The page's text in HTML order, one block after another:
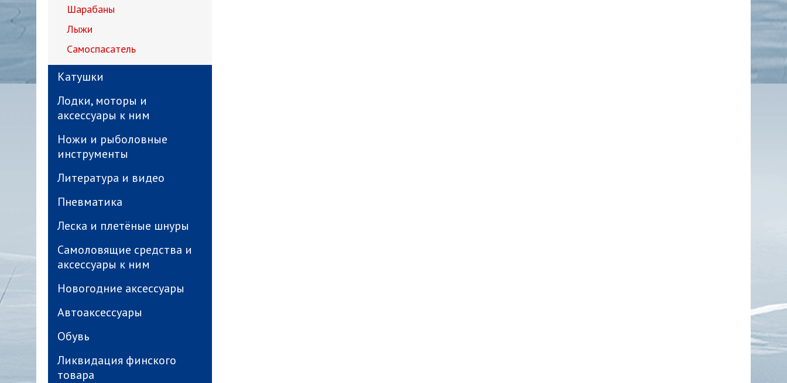
Шарабаны
Лыжи
Самоспасатель
Катушки
Лодки, моторы и
аксессуары к ним
Ножи и рыболовные
инструменты
Литература и видео
Пневматика
Леска и плетёные шнуры
Самоловящие средства и
аксессуары к ним
Новогодние аксессуары
Автоаксессуары
Обувь
Ликвидация финского
товара